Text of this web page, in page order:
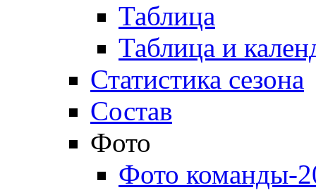
Таблица
Таблица и
Статистика сезона
Состав
Фото
Фото команды-